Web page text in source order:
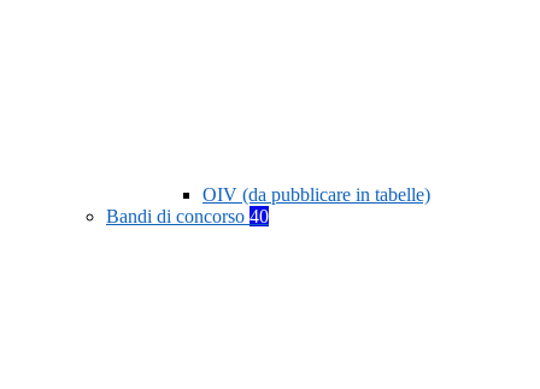
OIV (da pubblicare in tabelle)
Bandi di concorso 40